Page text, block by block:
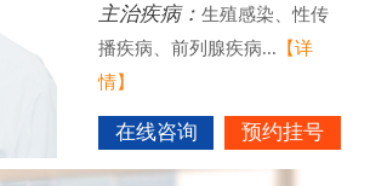
主治疾病： 生殖感染、性传
播疾病、前列腺疾病... 【详
情】
在线咨询 预约挂号